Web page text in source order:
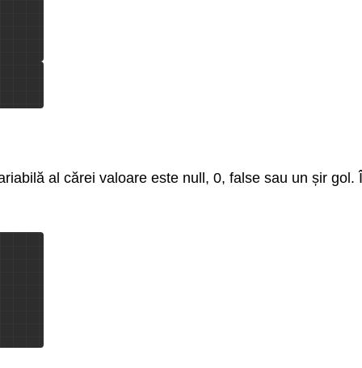
al cărei valoare este null, 0, false sau un șir gol.